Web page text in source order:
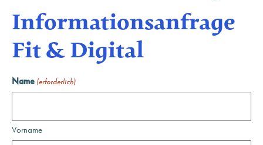
Informationsanfrage
Fit & Digital
Name (erforderlich)
Vorname